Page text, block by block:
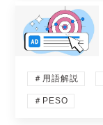
＃用語解説
＃PESO